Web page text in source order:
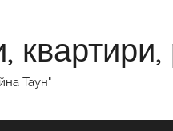
квартири,
Таун"